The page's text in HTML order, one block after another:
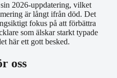
2026-uppdatering, vilket
är långt ifrån död. Det
fokus på att förbättra
som älskar starkt typade
här ett gott besked.
oss